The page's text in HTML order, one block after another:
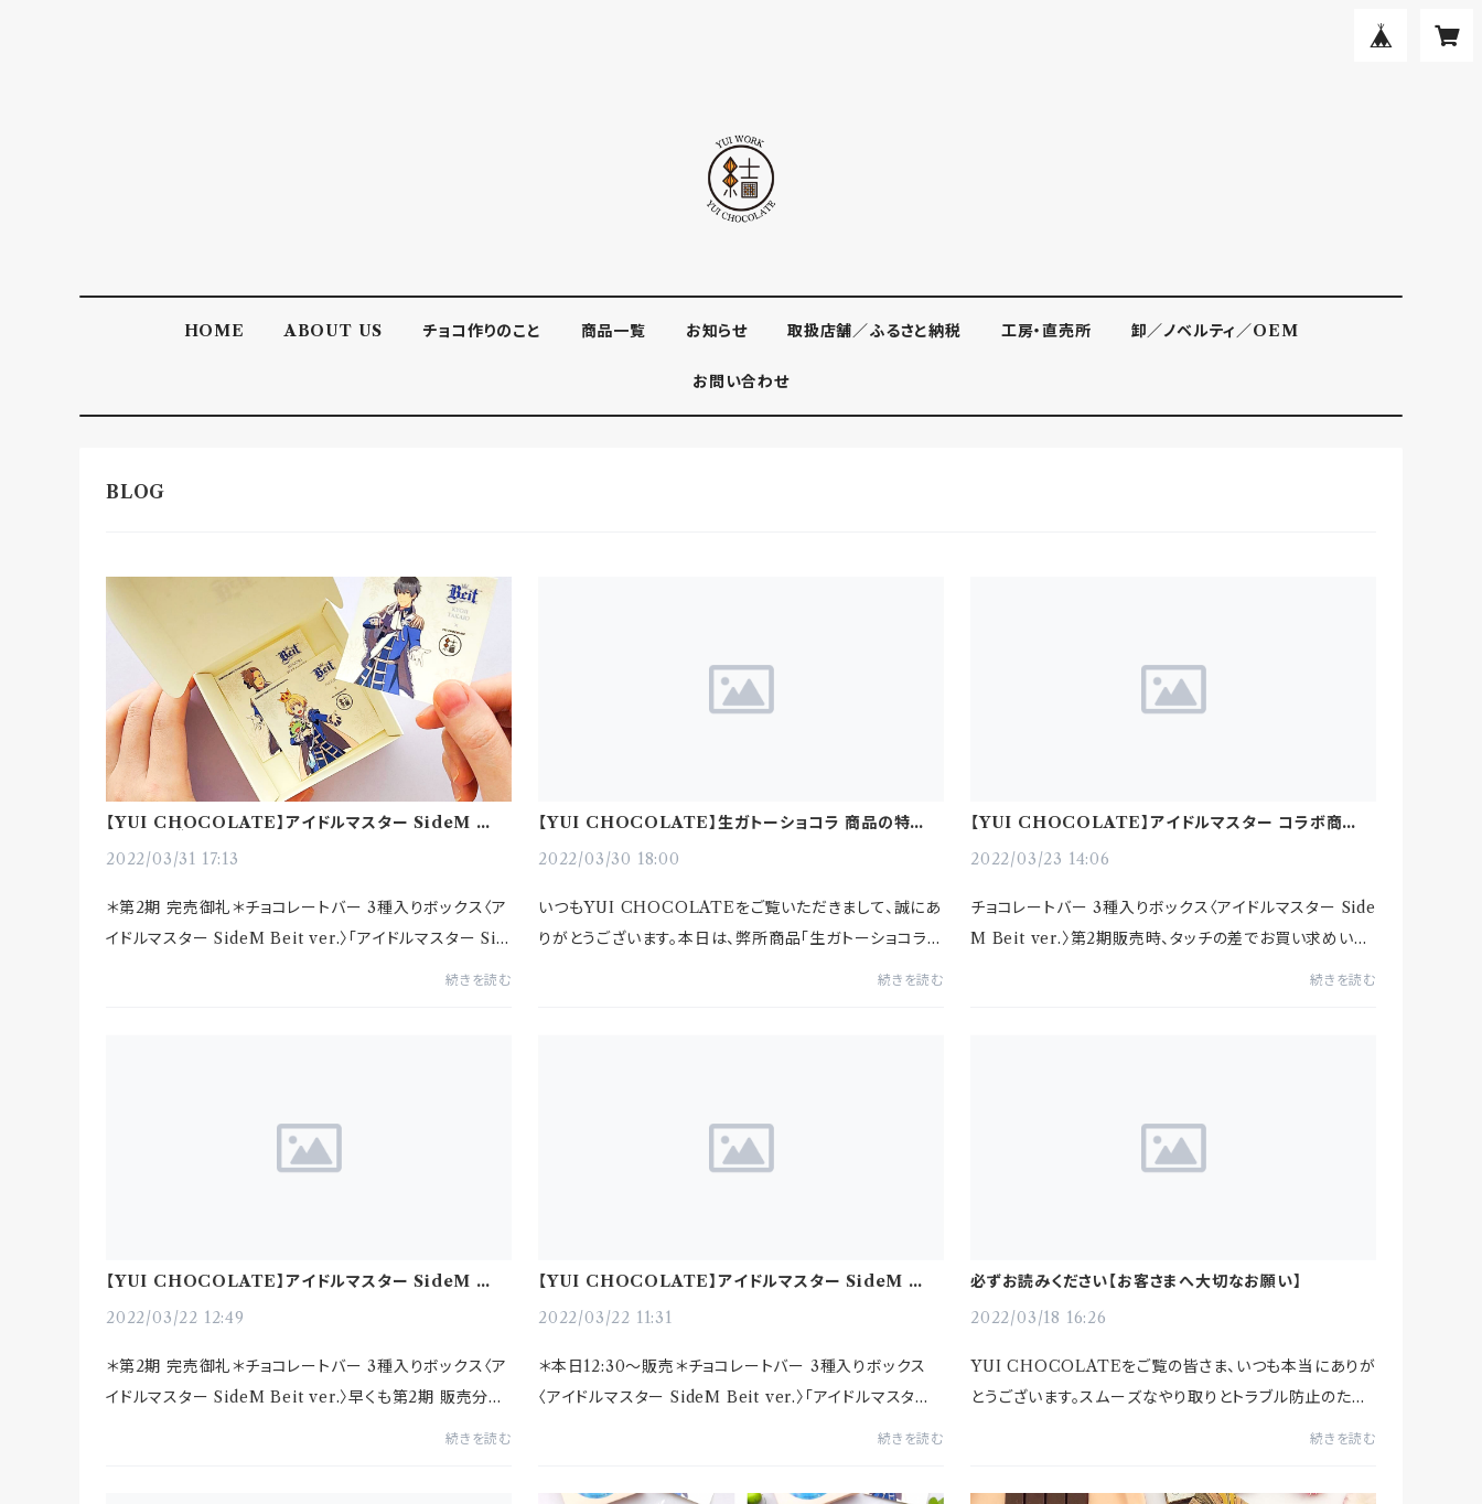
HOME ABOUT US チョコ作りのこと 商品一覧 お知らせ 取扱店舗／ふるさと納税 工房・直売所 卸／ノベルティ／OEM
お問い合わせ
【YUI CHOCOLATE】アイドルマスター SideM コラ
2022/03/31 17:13
＊第2期 完売御礼＊チョコレートバー 3種入りボックス〈ア
イドルマスター SideM Beit ver.〉「アイドルマスター Sid
eM 315プロダクション お仕事コラボキャンペーン」と私た
続きを読む
【YUI CHOCOLATE】生ガトーショコラ 商品の特性に
2022/03/30 18:00
いつもYUI CHOCOLATEをご覧いただきまして、誠にあ
りがとうございます。本日は、弊所商品「生ガトーショコラ」
について、商品の特性についてのご紹介です。本商品は「生
続きを読む
【YUI CHOCOLATE】アイドルマスター コラボ商品
2022/03/23 14:06
チョコレートバー 3種入りボックス〈アイドルマスター Side
M Beit ver.〉第2期販売時、タッチの差でお買い求めいた
だけなかった皆様せっかく楽しみにしていただいた中、ご
続きを読む
【YUI CHOCOLATE】アイドルマスター SideM お仕
2022/03/22 12:49
＊第2期 完売御礼＊チョコレートバー 3種入りボックス〈ア
イドルマスター SideM Beit ver.〉早くも第2期 販売分が
完売いたしました。お買い上げいただいた皆様、誠にあり
続きを読む
【YUI CHOCOLATE】アイドルマスター SideM お仕
2022/03/22 11:31
＊本日12:30〜販売＊チョコレートバー 3種入りボックス
〈アイドルマスター SideM Beit ver.〉「アイドルマスタ
ー SideM 315プロダクション お仕事コラボキャンペーン」
続きを読む
必ずお読みください【お客さまへ大切なお願い】
2022/03/18 16:26
YUI CHOCOLATEをご覧の皆さま、いつも本当にありが
とうございます。スムーズなやり取りとトラブル防止のた
続きを読む